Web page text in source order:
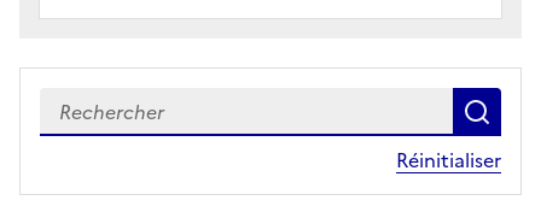
Réinitialiserle